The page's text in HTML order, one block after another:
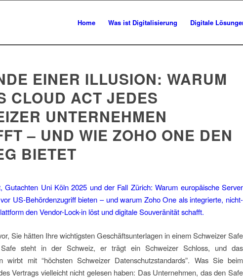
Home Was ist Digitalisierung Digitale
EINER ILLUSION: WARUM
CLOUD ACT JEDES
UNTERNEHMEN
– UND WIE ZOHO ONE DEN
BIETET
Sie hätten Ihre wichtigsten Geschäftsunterlagen in einem Schweizer Safe
steht in der Schweiz, er trägt ein Schweizer Schloss, und das
wirbt mit “höchsten Schweizer Datenschutzstandards”. Was Sie beim
Vertrags vielleicht nicht gelesen haben: Das Unternehmen, das den Safe